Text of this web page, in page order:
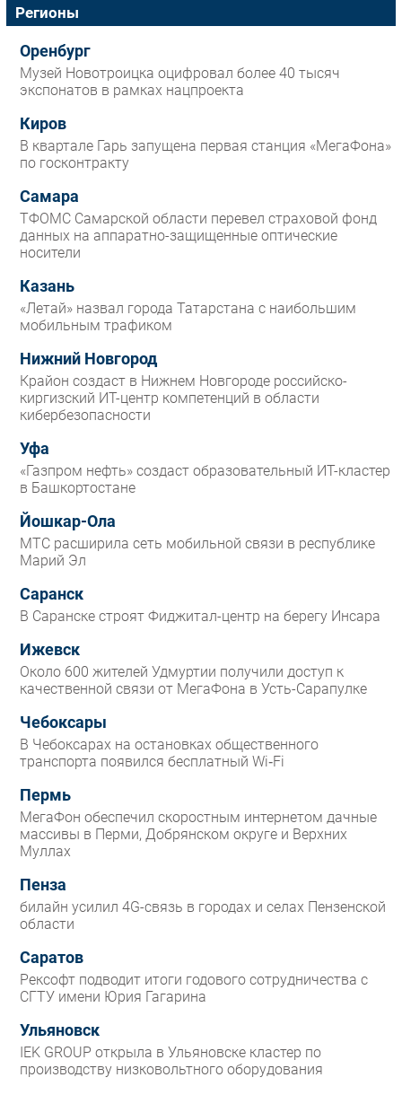
Регионы
Оренбург
Музей Новотроицка оцифровал более 40 тысяч
экспонатов в рамках нацпроекта
Киров
В квартале Гарь запущена первая станция «МегаФона»
по госконтракту
Самара
ТФОМС Самарской области перевел страховой фонд
данных на аппаратно-защищенные оптические
носители
Казань
«Летай» назвал города Татарстана с наибольшим
мобильным трафиком
Нижний Новгород
Крайон создаст в Нижнем Новгороде российско-
киргизский ИТ-центр компетенций в области
кибербезопасности
Уфа
«Газпром нефть» создаст образовательный ИТ-кластер
в Башкортостане
Йошкар-Ола
МТС расширила сеть мобильной связи в республике
Марий Эл
Саранск
В Саранске строят Фиджитал-центр на берегу Инсара
Ижевск
Около 600 жителей Удмуртии получили доступ к
качественной связи от МегаФона в Усть-Сарапулке
Чебоксары
В Чебоксарах на остановках общественного
транспорта появился бесплатный Wi‑Fi
Пермь
МегаФон обеспечил скоростным интернетом дачные
массивы в Перми, Добрянском округе и Верхних
Муллах
Пенза
билайн усилил 4G-связь в городах и селах Пензенской
области
Саратов
Рексофт подводит итоги годового сотрудничества с
СГТУ имени Юрия Гагарина
Ульяновск
IEK GROUP открыла в Ульяновске кластер по
производству низковольтного оборудования